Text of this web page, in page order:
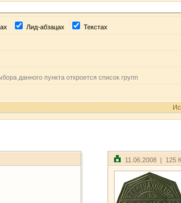
Лид-абзацах Текстах
данного пункта откроется список групп
11.06.2008 | 125